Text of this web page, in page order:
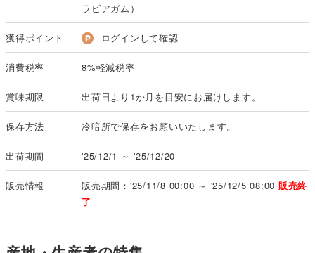
ラビアガム）
獲得ポイント ログインして確認
消費税率 8%軽減税率
賞味期限 出荷日より1か月を目安にお届けします。
保存方法 冷暗所で保存をお願いいたします。
出荷期間 '25/12/1 ～ '25/12/20
販売情報 販売期間：'25/11/8 00:00 ～ '25/12/5 08:00 販売終
了